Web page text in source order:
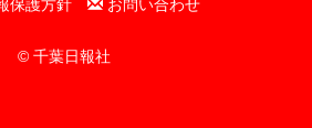
保護方針
お問い合わせ
© 千葉日報社